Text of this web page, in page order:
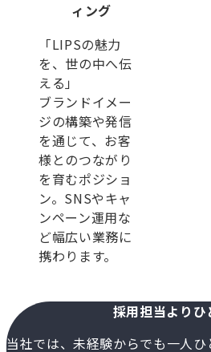
ィング
「LIPSの魅力
を、世の中へ伝
える」
ブランドイメー
ジの構築や発信
を通じて、お客
様とのつながり
を育むポジショ
ン。SNSやキャ
ンペーン運用な
ど幅広い業務に
携わります。
採用担当よりひ
当社では、未経験からでも一人ひ